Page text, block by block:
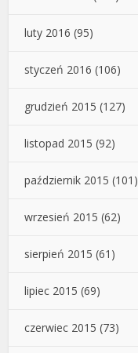
luty 2016 (95)
styczeń 2016 (106)
grudzień 2015 (127)
listopad 2015 (92)
październik 2015 (101)
wrzesień 2015 (62)
sierpień 2015 (61)
lipiec 2015 (69)
czerwiec 2015 (73)